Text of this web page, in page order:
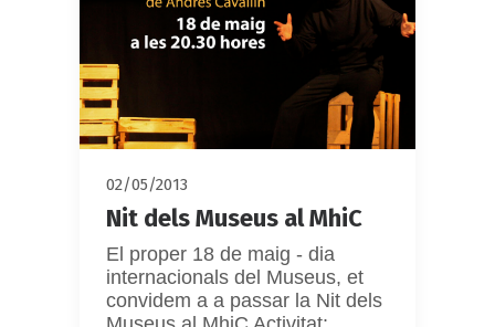
02/05/2013
Nit dels Museus al MhiC
El proper 18 de maig - dia
internacionals del Museus, et
convidem a a passar la Nit dels